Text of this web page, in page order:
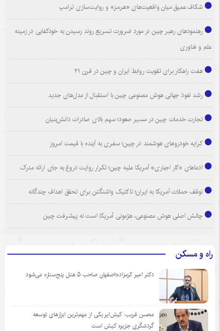
شکاف عمیق میان واقعیت‌های «هرمز» و روایت‌سازی ترامپ
رهنمودهای رهبر چین در مورد ضرورت تسریع روند رسیدن به خودکفایی در زمینه
علم و فناوری
هفت راهکار برای تقویت روابط ایران و چین در قرن ۲۱
رشد نفوذ جهانی هوش مصنوعی چین با استقبال از مدل‌های جدید
تجارت خدمات چین در مسیر صعود؛ سهم بالای صادرات دانش‌بنیان
کرایه خودروهای هوشمند در چین؛ سفری به آینده با قیمت امروز
ادعاهای «کار اجباری» آمریکا علیه چین؛ تکرار روایت دروغ به جای ارائه مدرک
توقف حملات آمریکا به ایران؛ تاکتیک واشنگتن برای تحقق اهداف چندگانه
چالش اصلی هوش مصنوعی، هژمونی آمریکا است نه پیشرفت چین
راه و مسکن
دکتر امیر کرمزاده؛اصفهان صاحب ۵ هتل پنج‌ستاره می‌شود
محسن قریب: کیش‌ایر یکی از مهم‌ترین ابزارهای توسعه
گردشگری جزیره کیش است